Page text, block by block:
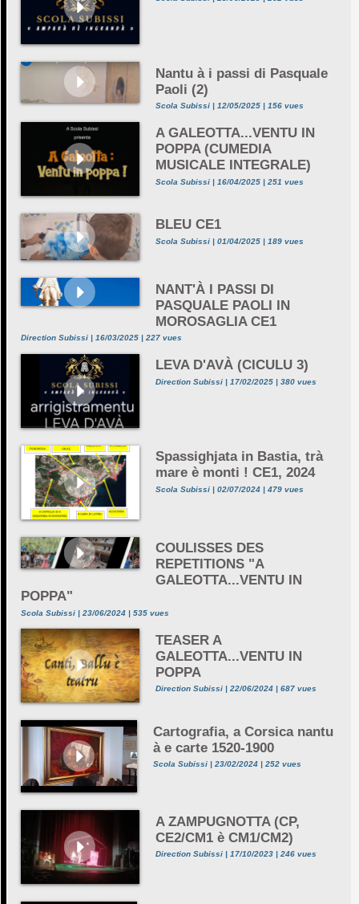
Nantu à i passi di Pasquale
Paoli (2)
Scola Subissi | 12/05/2025 | 156 vues
A GALEOTTA...VENTU IN
POPPA (CUMEDIA
MUSICALE INTEGRALE)
Scola Subissi | 16/04/2025 | 251 vues
BLEU CE1
Scola Subissi | 01/04/2025 | 189 vues
NANT'À I PASSI DI
PASQUALE PAOLI IN
MOROSAGLIA CE1
Direction Subissi | 16/03/2025 | 227 vues
LEVA D'AVÀ (CICULU 3)
Direction Subissi | 17/02/2025 | 380 vues
Spassighjata in Bastia, trà
mare è monti ! CE1, 2024
Scola Subissi | 02/07/2024 | 479 vues
COULISSES DES
REPETITIONS "A
GALEOTTA...VENTU IN
POPPA"
Scola Subissi | 23/06/2024 | 535 vues
TEASER A
GALEOTTA...VENTU IN
POPPA
Direction Subissi | 22/06/2024 | 687 vues
Cartografia, a Corsica nantu
à e carte 1520-1900
Scola Subissi | 23/02/2024 | 252 vues
A ZAMPUGNOTTA (CP,
CE2/CM1 è CM1/CM2)
Direction Subissi | 17/10/2023 | 246 vues